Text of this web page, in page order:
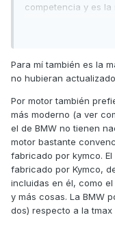
competencia y es la
formas) la veo muy
3 tienes el mismo
también es el más
Para mí también es la
no hubieran
Por motor también
más moderno (a ver
el de BMW no tienen
motor bastante
fabricado por kymco.
fabricado por Kymco,
incluidas en él, como
y más cosas. La BMW
dos) respecto a la tmax